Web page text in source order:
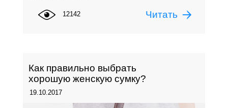
Читать
12142
Как правильно выбрать
хорошую женскую сумку?
19.10.2017